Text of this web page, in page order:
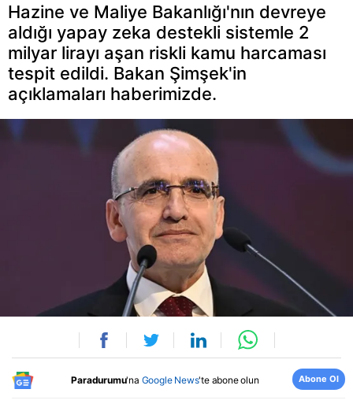
Hazine ve Maliye Bakanlığı'nın devreye
aldığı yapay zeka destekli sistemle 2
milyar lirayı aşan riskli kamu harcaması
tespit edildi. Bakan Şimşek'in
açıklamaları haberimizde.
Paradurumu'na Google News'te abone olun Abone Ol